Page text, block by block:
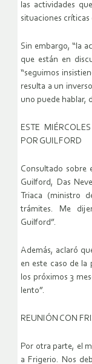
las actividades
situaciones críticas
Sin embargo, “la
que están en
“seguimos
resulta a un
uno puede hablar,
ESTE
POR GUILFORD
Consultado sobre
Guilford, Das
Triaca (ministro
trámites. Me
Guilford”.
Además, aclaró
en este caso de
los próximos 3
lento”.
REUNIÓN CON
Por otra parte, el
a Frigerio. Nos